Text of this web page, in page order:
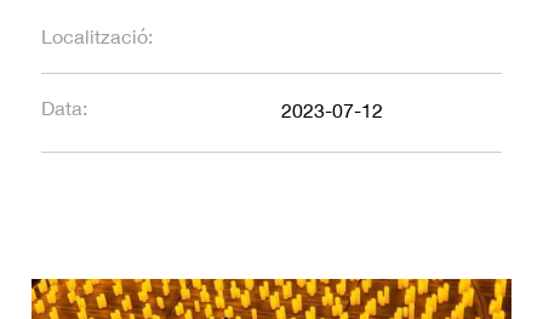
Localització:
Data: 2023-07-12